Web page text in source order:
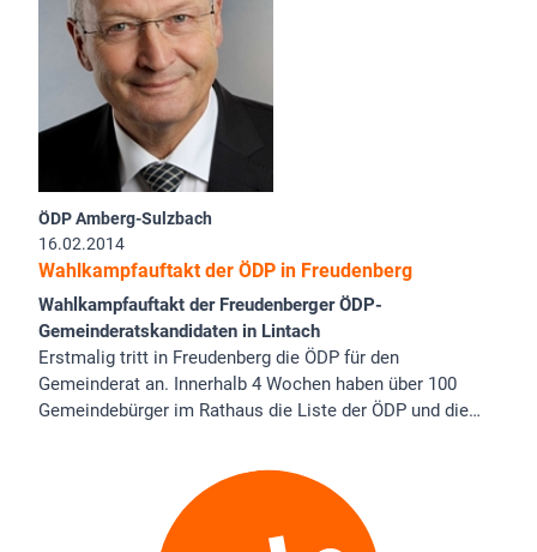
ÖDP Amberg-Sulzbach
16.02.2014
Wahlkampfauftakt der ÖDP in Freudenberg
Wahlkampfauftakt der Freudenberger ÖDP-
Gemeinderatskandidaten in Lintach
Erstmalig tritt in Freudenberg die ÖDP für den
Gemeinderat an. Innerhalb 4 Wochen haben über 100
Gemeindebürger im Rathaus die Liste der ÖDP und die…